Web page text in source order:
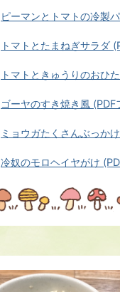
ピーマンとトマトの冷製
トマトとたまねぎサラダ
トマトときゅうりのおひ
ゴーヤのすき焼き風
ミョウガたくさんぶっか
冷奴のモロヘイヤがけ